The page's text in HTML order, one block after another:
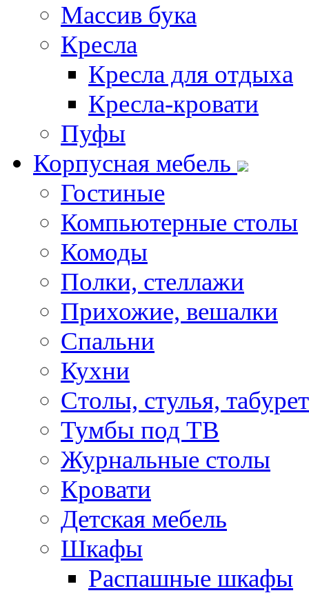
Массив бука
Кресла
Кресла для отдыха
Кресла-кровати
Пуфы
Корпусная мебель
Гостиные
Компьютерные столы
Комоды
Полки, стеллажи
Прихожие, вешалки
Спальни
Кухни
Столы, стулья,
Тумбы под ТВ
Журнальные столы
Кровати
Детская мебель
Шкафы
Распашные шкафы